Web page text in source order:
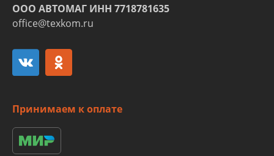
ООО АВТОМАГ ИНН 7718781635
office@texkom.ru
Принимаем к оплате